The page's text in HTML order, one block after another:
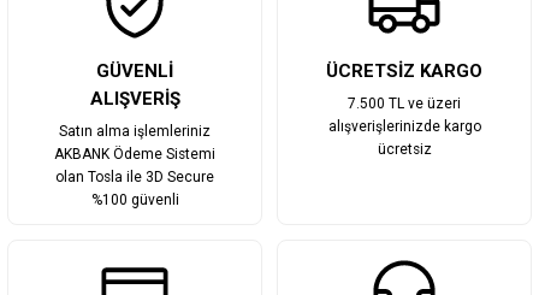
GÜVENLİ
ALIŞVERİŞ
Satın alma işlemleriniz
AKBANK Ödeme Sistemi
olan Tosla ile 3D Secure
%100 güvenli
ÜCRETSİZ KARGO
7.500 TL ve üzeri
alışverişlerinizde kargo
ücretsiz